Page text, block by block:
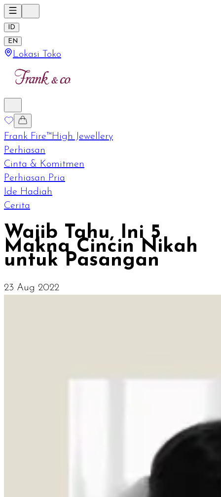
ID
EN
Lokasi Toko
Frank Fire™High Jewellery
Perhiasan
Cinta & Komitmen
Perhiasan Pria
Ide Hadiah
Cerita
Wajib Tahu, Ini 5
Makna Cincin Nikah
untuk Pasangan
23 Aug 2022